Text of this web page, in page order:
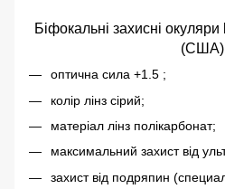
Біфокальні захисні окуляри
(США)
оптична сила +1.5 ;
колір лінз сірий;
матеріал лінз полікарбонат;
максимальний захист від
захист від подряпин